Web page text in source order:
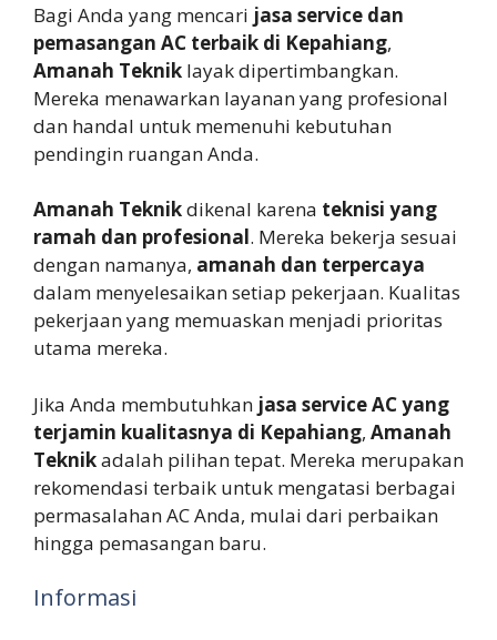
Bagi Anda yang mencari jasa service dan
pemasangan AC terbaik di Kepahiang,
Amanah Teknik layak dipertimbangkan.
Mereka menawarkan layanan yang profesional
dan handal untuk memenuhi kebutuhan
pendingin ruangan Anda.
Amanah Teknikdikenal karena teknisi yang
ramah dan profesional. Mereka bekerja sesuai
dengan namanya, amanah dan terpercaya
dalam menyelesaikan setiap pekerjaan. Kualitas
pekerjaan yang memuaskan menjadi prioritas
utama mereka.
Jika Anda membutuhkan jasa service AC yang
terjamin kualitasnya di Kepahiang, Amanah
Teknikadalah pilihan tepat. Mereka merupakan
rekomendasi terbaik untuk mengatasi berbagai
permasalahan AC Anda, mulai dari perbaikan
hingga pemasangan baru.
Informasi